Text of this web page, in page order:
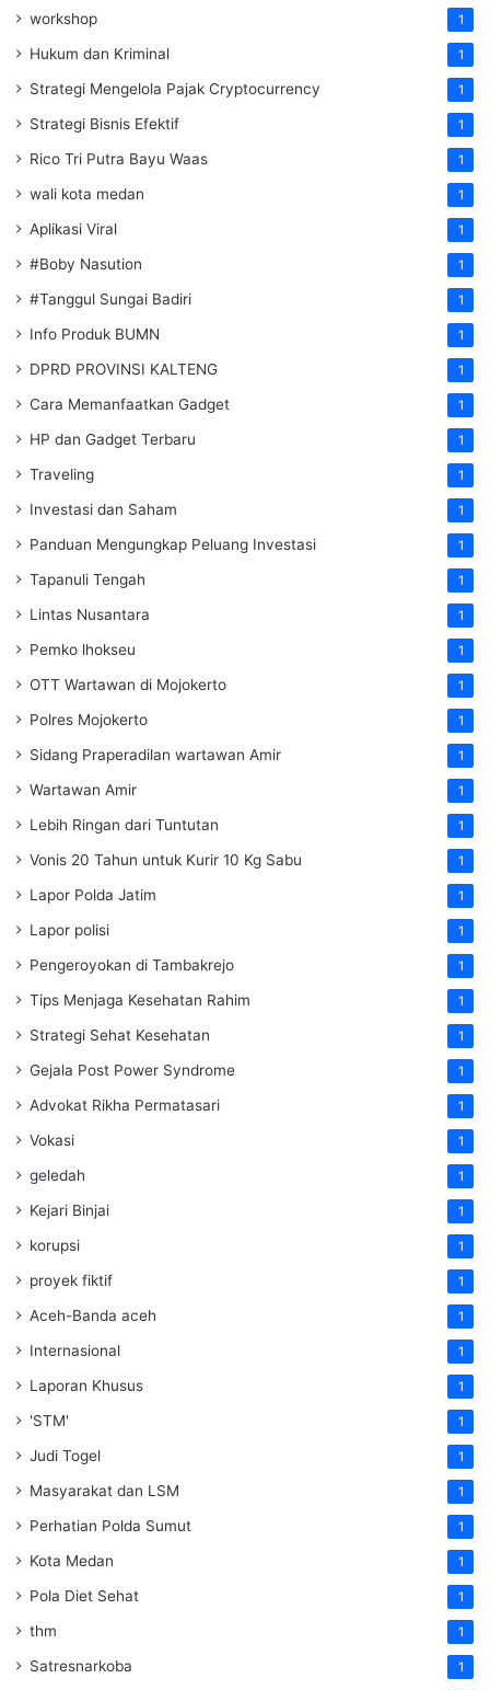
workshop 1
Hukum dan Kriminal 1
Strategi Mengelola Pajak Cryptocurrency 1
Strategi Bisnis Efektif 1
Rico Tri Putra Bayu Waas 1
wali kota medan 1
Aplikasi Viral 1
#Boby Nasution 1
#Tanggul Sungai Badiri 1
Info Produk BUMN 1
DPRD PROVINSI KALTENG 1
Cara Memanfaatkan Gadget 1
HP dan Gadget Terbaru 1
Traveling 1
Investasi dan Saham 1
Panduan Mengungkap Peluang Investasi 1
Tapanuli Tengah 1
Lintas Nusantara 1
Pemko lhokseu 1
OTT Wartawan di Mojokerto 1
Polres Mojokerto 1
Sidang Praperadilan wartawan Amir 1
Wartawan Amir 1
Lebih Ringan dari Tuntutan 1
Vonis 20 Tahun untuk Kurir 10 Kg Sabu 1
Lapor Polda Jatim 1
Lapor polisi 1
Pengeroyokan di Tambakrejo 1
Tips Menjaga Kesehatan Rahim 1
Strategi Sehat Kesehatan 1
Gejala Post Power Syndrome 1
Advokat Rikha Permatasari 1
Vokasi 1
geledah 1
Kejari Binjai 1
korupsi 1
proyek fiktif 1
Aceh-Banda aceh 1
Internasional 1
Laporan Khusus 1
'STM' 1
Judi Togel 1
Masyarakat dan LSM 1
Perhatian Polda Sumut 1
Kota Medan 1
Pola Diet Sehat 1
thm 1
Satresnarkoba 1